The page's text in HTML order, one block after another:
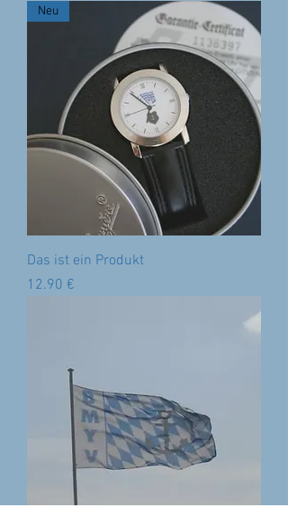
Neu
Das ist ein Produkt
Preis ‏12.90 €